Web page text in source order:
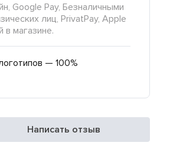
Google Pay, Безналичными
лиц, PrivatPay, Apple
в магазине.
— 100%
Написать отзыв